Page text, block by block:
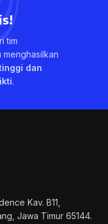
tim
dan
.
Kav. B11,
Jawa Timur 65144.